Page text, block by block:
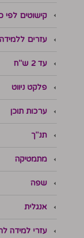
קישוטים לפי
עזרים
עד 2 ש"ח
פלקט ניווט
ערכות תוכן
תנ"ך
מתמטיקה
שפה
אנגלית
עזרי למידה